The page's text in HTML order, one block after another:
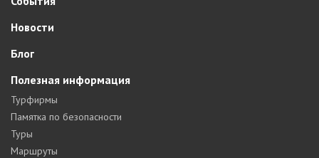
Новости
Блог
Полезная информация
Турфирмы
Памятка по безопасности
Туры
Маршруты